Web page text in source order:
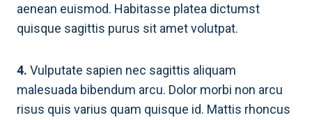
aenean euismod. Habitasse platea dictumst
quisque sagittis purus sit amet volutpat.
4. Vulputate sapien nec sagittis aliquam
malesuada bibendum arcu. Dolor morbi non arcu
risus quis varius quam quisque id. Mattis rhoncus